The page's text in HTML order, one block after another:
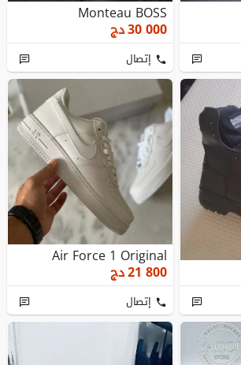
Monteau BOSS
30 000دج
إتصال
Air Force 1 Original
21 800دج
إتصال